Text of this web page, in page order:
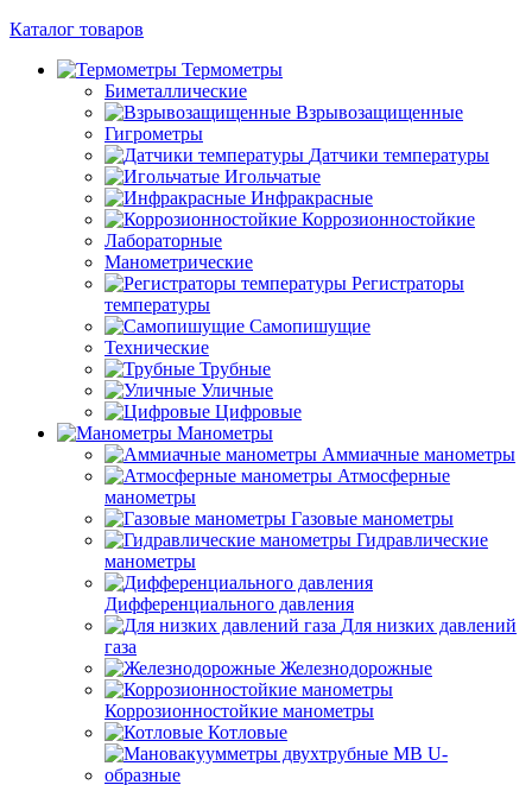
Каталог товаров
Термометры
Биметаллические
Взрывозащищенные
Гигрометры
Датчики температуры
Игольчатые
Инфракрасные
Коррозионностойкие
Лабораторные
Манометрические
Регистраторы
температуры
Самопишущие
Технические
Трубные
Уличные
Цифровые
Манометры
Аммиачные манометры
Атмосферные
манометры
Газовые манометры
Гидравлические
манометры
Дифференциального давления
Для низких давлений
газа
Железнодорожные
Коррозионностойкие манометры
Котловые